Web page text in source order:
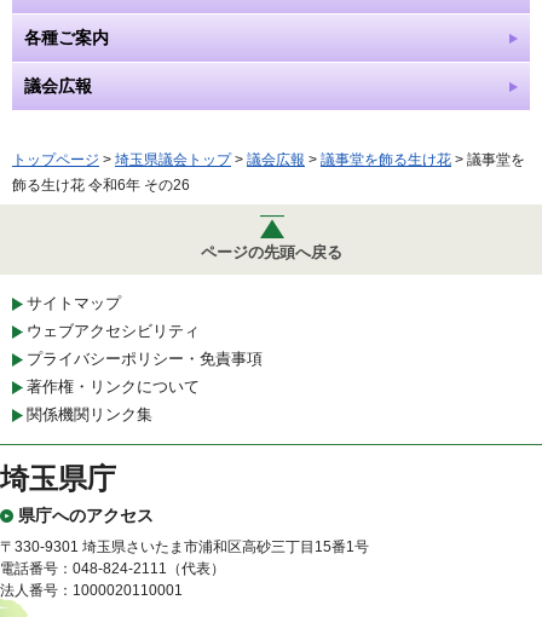
各種ご案内
議会広報
トップページ > 埼玉県議会トップ> 議会広報 > 議事堂を飾る生け花 > 議事堂を
飾る生け花 令和6年 その26
ページの先頭へ戻る
サイトマップ
ウェブアクセシビリティ
プライバシーポリシー・免責事項
著作権・リンクについて
関係機関リンク集
埼玉県庁
県庁へのアクセス
〒330-9301 埼玉県さいたま市浦和区高砂三丁目15番1号
電話番号：048-824-2111（代表）
法人番号：1000020110001